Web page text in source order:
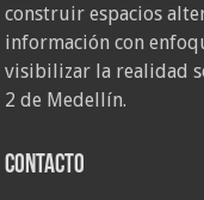
construir espacios
información con
visibilizar la realidad
2 de Medellín.
Contacto